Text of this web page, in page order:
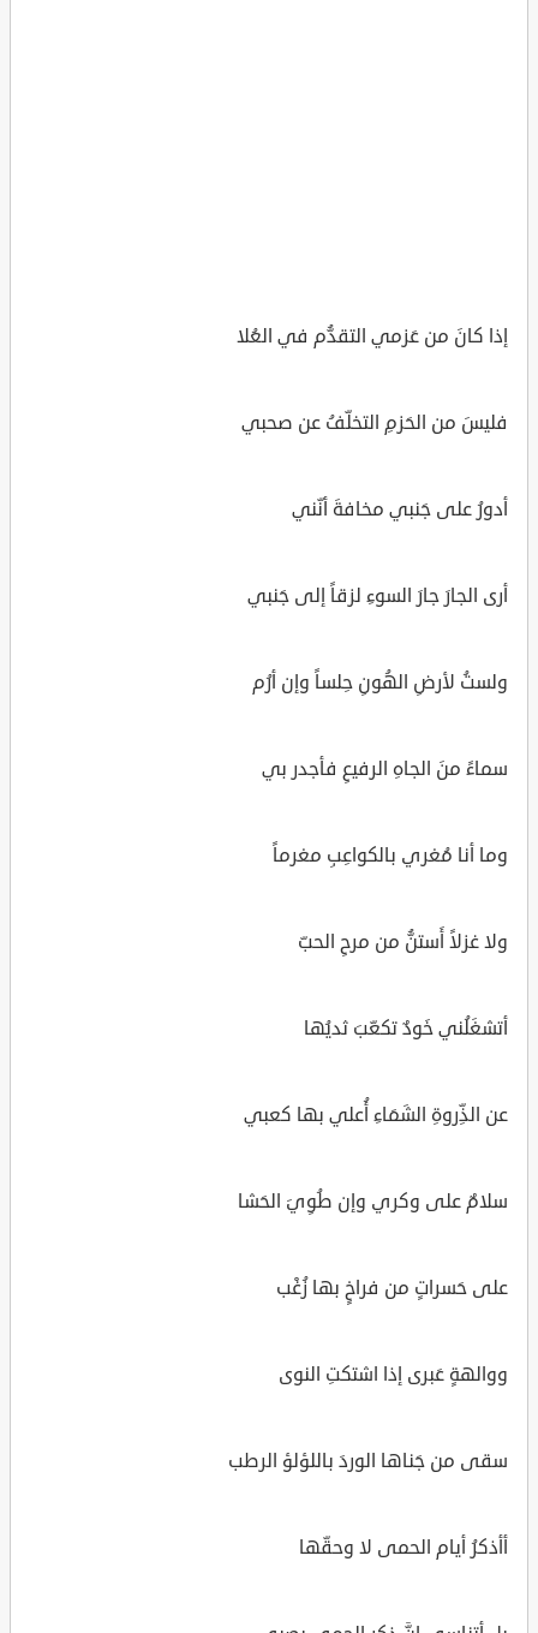
إذا كانَ من عَزمي التقدُّم في العُلا
فليسَ من الحَزمِ التخلّفُ عن صحبي
أدورُ على جَنبي مخافةَ أنّني
أرى الجارَ جارَ السوءِ لزقاً إلى جَنبي
ولستُ لأرضِ الهُونِ حِلساً وإن أرُم
سماءً منَ الجاهِ الرفيعِ فأجدر بي
وما أنا مُغري بالكواعِبِ مغرماً
ولا غزلاً أَستنُّ من مرحِ الحبّ
أتشغَلُني خَودٌ تكعّبَ ثديُها
عن الذِّروةِ الشَمَاءِ أُعلي بها كعبي
سلامٌ على وكري وإن طُوِيَ الحَشا
على حَسراتٍ من فراخٍ بها زُغْب
ووالهةٍ عَبرى إذا اشتكتِ النوى
سقى من جَناها الوردَ باللؤلؤ الرطب
أأذكرُ أيام الحمى لا وحقّها